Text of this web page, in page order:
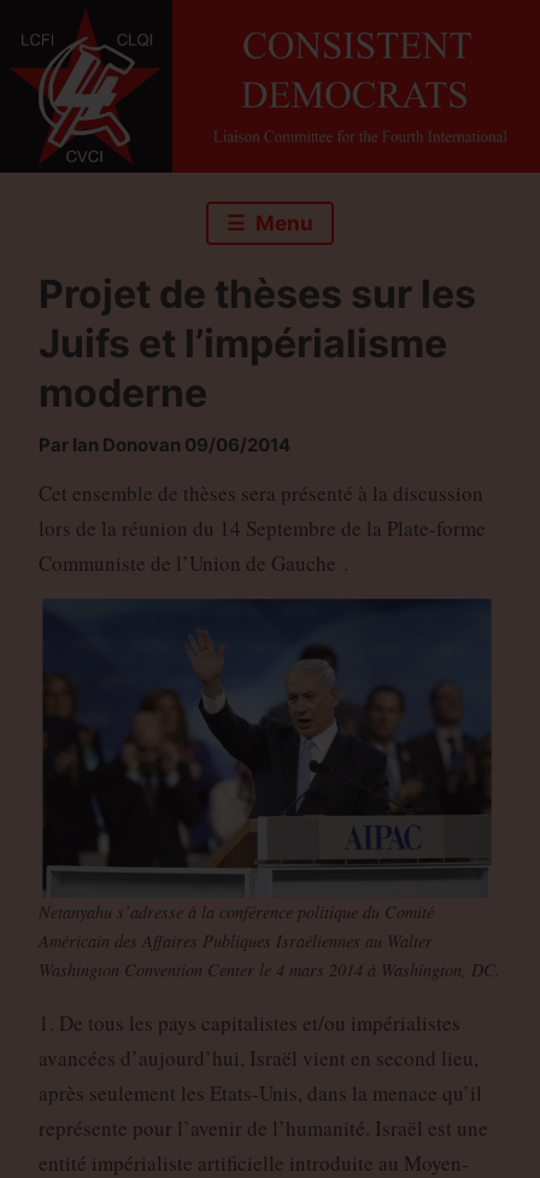
content
Menu
Projet de thèses sur les
Juifs et l’impérialisme
moderne
Par Ian Donovan 09/06/2014
Cet ensemble de thèses sera présenté à la discussion
lors de la réunion du 14 Septembre de la Plate-forme
Communiste de l’Union de Gauche .
Netanyahu s’adresse à la conférence politique du Comité
Américain des Affaires Publiques Israéliennes au Walter
Washington Convention Center le 4 mars 2014 à Washington, DC.
1. De tous les pays capitalistes et/ou impérialistes
avancées d’aujourd’hui, Israël vient en second lieu,
après seulement les Etats-Unis, dans la menace qu’il
représente pour l’avenir de l’humanité. Israël est une
entité impérialiste artificielle introduite au Moyen-